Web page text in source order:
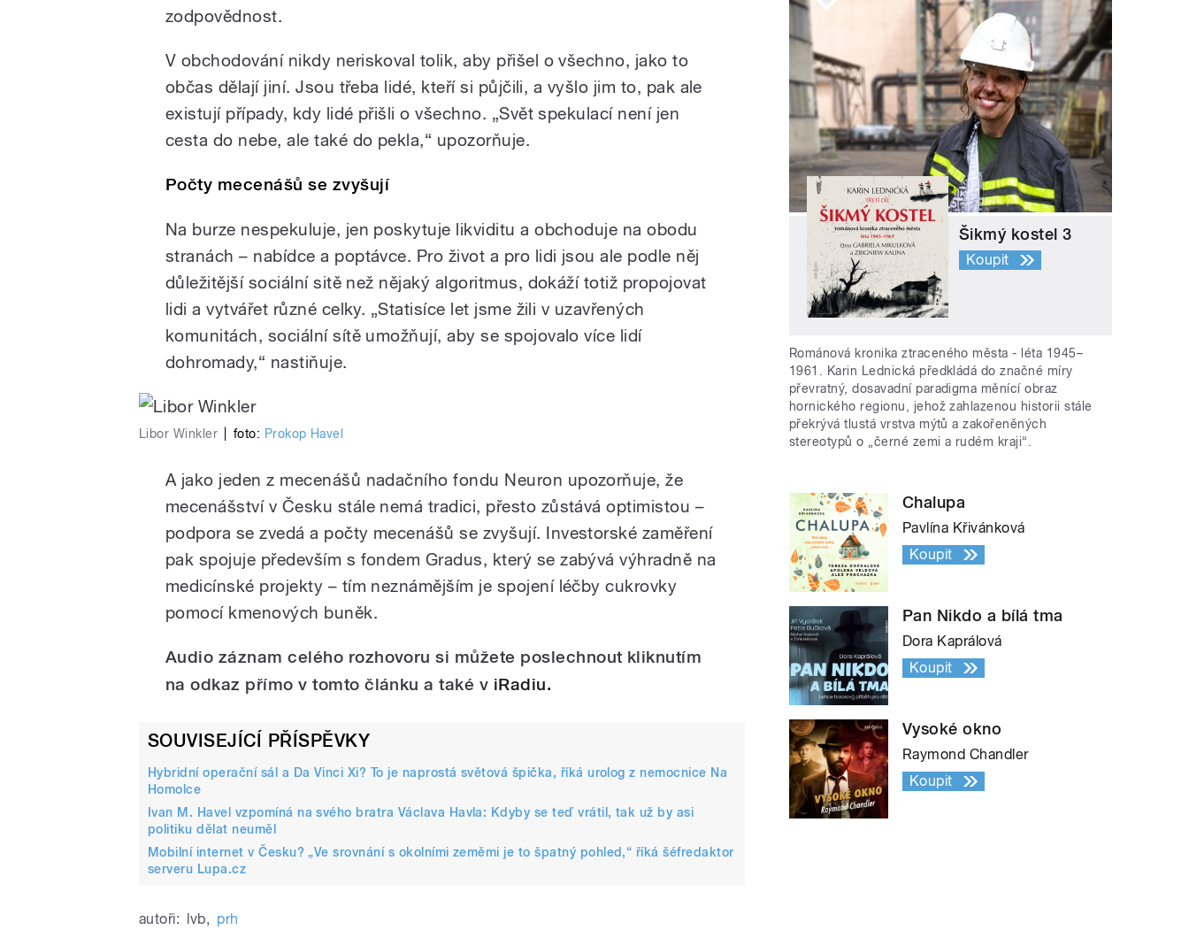
zodpovědnost.
V obchodování nikdy neriskoval tolik, aby přišel o všechno, jako to
občas dělají jiní. Jsou třeba lidé, kteří si půjčili, a vyšlo jim to, pak ale
existují případy, kdy lidé přišli o všechno. „Svět spekulací není jen
cesta do nebe, ale také do pekla,“ upozorňuje.
Počty mecenášů se zvyšují
Na burze nespekuluje, jen poskytuje likviditu a obchoduje na obodu
stranách – nabídce a poptávce. Pro život a pro lidi jsou ale podle něj
důležitější sociální sitě než nějaký algoritmus, dokáží totiž propojovat
lidi a vytvářet různé celky. „Statisíce let jsme žili v uzavřených
komunitách, sociální sítě umožňují, aby se spojovalo více lidí
dohromady,“ nastiňuje.
Libor Winkler foto: Prokop Havel
A jako jeden z mecenášů nadačního fondu Neuron upozorňuje, že
mecenášství v Česku stále nemá tradici, přesto zůstává optimistou –
podpora se zvedá a počty mecenášů se zvyšují. Investorské zaměření
pak spojuje především s fondem Gradus, který se zabývá výhradně na
medicínské projekty – tím neznámějším je spojení léčby cukrovky
pomocí kmenových buněk.
Audio záznam celého rozhovoru si můžete poslechnout kliknutím
na odkaz přímo v tomto článku a také v iRadiu.
SOUVISEJÍCÍ PŘÍSPĚVKY
Hybridní operační sál a Da Vinci Xi? To je naprostá světová špička, říká urolog z nemocnice Na
Homolce
Ivan M. Havel vzpomíná na svého bratra Václava Havla: Kdyby se teď vrátil, tak už by asi
politiku dělat neuměl
Mobilní internet v Česku? „Ve srovnání s okolními zeměmi je to špatný pohled,“ říká šéfredaktor
serveru Lupa.cz
autoři: lvb, prh
Šikmý kostel 3
Koupit
Románová kronika ztraceného města - léta 1945–
1961. Karin Lednická předkládá do značné míry
převratný, dosavadní paradigma měnící obraz
hornického regionu, jehož zahlazenou historii stále
překrývá tlustá vrstva mýtů a zakořeněných
stereotypů o „černé zemi a rudém kraji“.
Chalupa
Pavlína Křivánková
Koupit
Pan Nikdo a bílá tma
Dora Kaprálová
Koupit
Vysoké okno
Raymond Chandler
Koupit